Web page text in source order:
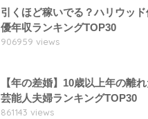
引くほど稼いでる？ハリウッド
優年収ランキングTOP30
906959 views
【年の差婚】10歳以上年の離
芸能人夫婦ランキングTOP30
861143 views